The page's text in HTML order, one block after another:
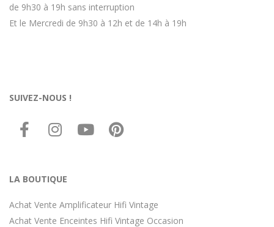
de 9h30 à 19h sans interruption
Et le Mercredi de 9h30 à 12h et de 14h à 19h
SUIVEZ-NOUS !
LA BOUTIQUE
Achat Vente Amplificateur Hifi Vintage
Achat Vente Enceintes Hifi Vintage Occasion